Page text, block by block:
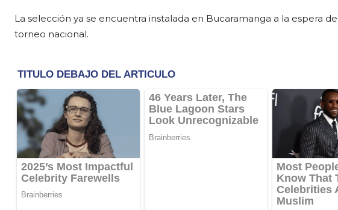
La selección ya se encuentra instalada en Bucaramanga a la espera
torneo nacional.